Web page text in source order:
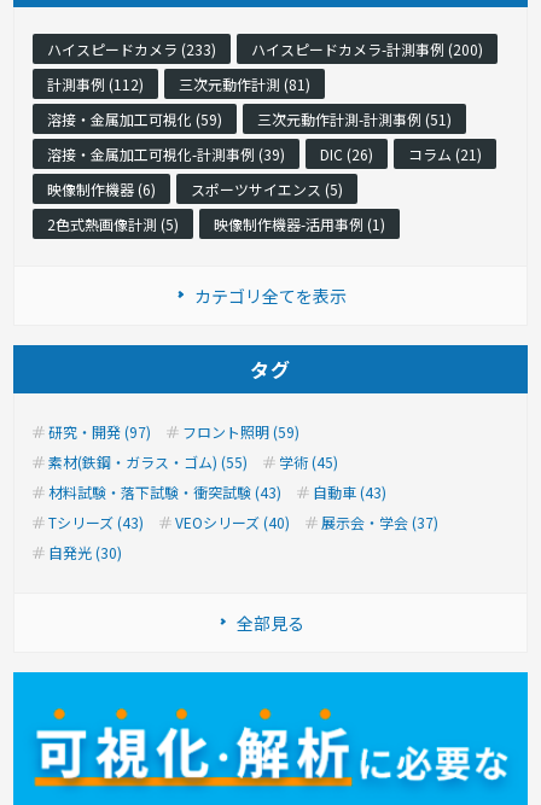
ハイスピードカメラ (233)
ハイスピードカメラ-計測事例 (200)
計測事例 (112)
三次元動作計測 (81)
溶接・金属加工可視化 (59)
三次元動作計測-計測事例 (51)
溶接・金属加工可視化-計測事例 (39)
DIC (26)
コラム (21)
映像制作機器 (6)
スポーツサイエンス (5)
2色式熱画像計測 (5)
映像制作機器-活用事例 (1)
カテゴリ全てを表示
タグ
研究・開発 (97)
フロント照明 (59)
素材(鉄鋼・ガラス・ゴム) (55)
学術 (45)
材料試験・落下試験・衝突試験 (43)
自動車 (43)
Tシリーズ (43)
VEOシリーズ (40)
展示会・学会 (37)
自発光 (30)
全部見る